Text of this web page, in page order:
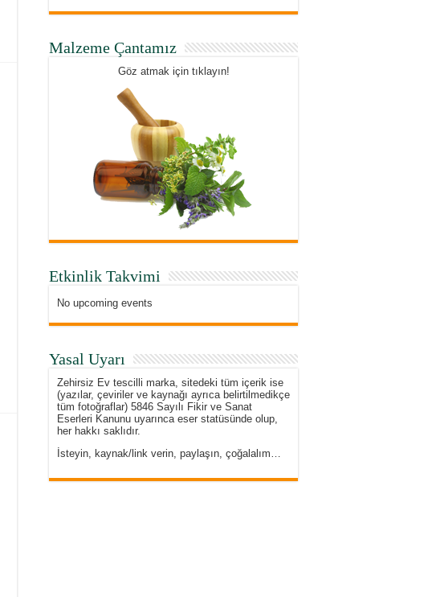
Malzeme Çantamız
Göz atmak için tıklayın!
Etkinlik Takvimi
No upcoming events
Yasal Uyarı
Zehirsiz Ev tescilli marka, sitedeki tüm içerik ise
(yazılar, çeviriler ve kaynağı ayrıca belirtilmedikçe
tüm fotoğraflar) 5846 Sayılı Fikir ve Sanat
Eserleri Kanunu uyarınca eser statüsünde olup,
her hakkı saklıdır.
İsteyin, kaynak/link verin, paylaşın, çoğalalım…